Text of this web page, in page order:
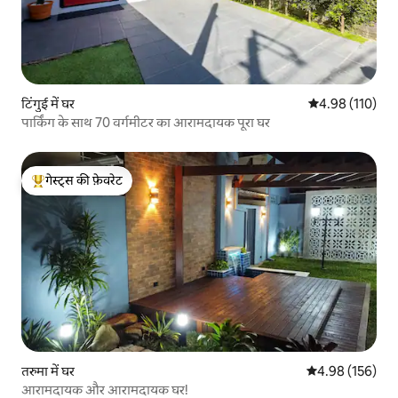
टिंगुई में घर औसत रेटिंग 5 में से
4.98 (110)
पार्किंग के साथ 70 वर्गमीटर का आरामदायक पूरा घर
गेस्ट्स का टॉप फ़ेवरेट
गेस्ट्स की फ़ेवरेट
तरुमा में घर औसत रेटिंग 5 में से
4.98 (156)
आरामदायक और आरामदायक घर!